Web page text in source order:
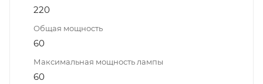
220
Общая мощность
60
Максимальная мощность лампы
60